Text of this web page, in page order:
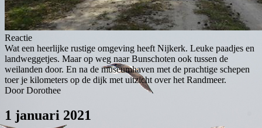
Reactie
Wat een heerlijke rustige omgeving heeft Nijkerk. Leuke paadjes en
landweggetjes. Maar op weg naar Bunschoten ook tussen de
weilanden door. En na de museumhaven met de prachtige schepen
toer je kilometers op de dijk met uitzicht over het Randmeer.
Door Dorothee
1 januari 2021